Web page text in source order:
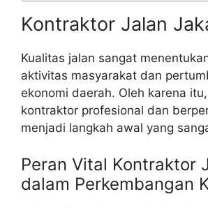
Kontraktor Jalan
Kualitas jalan sangat
aktivitas masyarakat dan
ekonomi daerah. Oleh karena
kontraktor profesional dan
menjadi langkah awal yang
Peran Vital Kontraktor
dalam Perkembangan